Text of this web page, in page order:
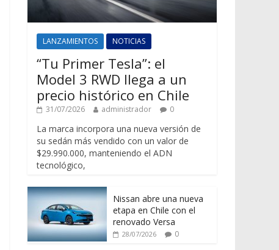
LANZAMIENTOS NOTICIAS
“Tu Primer Tesla”: el
Model 3 RWD llega a un
precio histórico en Chile
31/07/2026 administrador 0
La marca incorpora una nueva versión de
su sedán más vendido con un valor de
$29.990.000, manteniendo el ADN
tecnológico,
Nissan abre una nueva
etapa en Chile con el
renovado Versa
28/07/2026 0